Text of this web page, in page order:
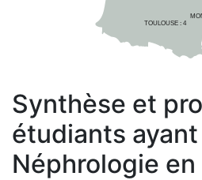
TOULOUSE : 4
Synthèse et
étudiants
Néphrologie en